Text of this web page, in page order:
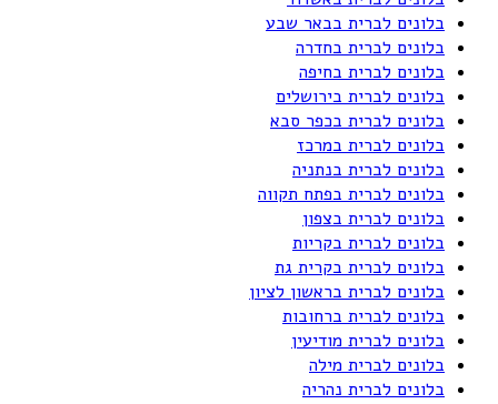
בלונים לברית בבאר שבע
בלונים לברית בחדרה
בלונים לברית בחיפה
בלונים לברית בירושלים
בלונים לברית בכפר סבא
בלונים לברית במרכז
בלונים לברית בנתניה
בלונים לברית בפתח תקווה
בלונים לברית בצפון
בלונים לברית בקריות
בלונים לברית בקרית גת
בלונים לברית בראשון לציון
בלונים לברית ברחובות
בלונים לברית מודיעין
בלונים לברית מילה
בלונים לברית נהריה